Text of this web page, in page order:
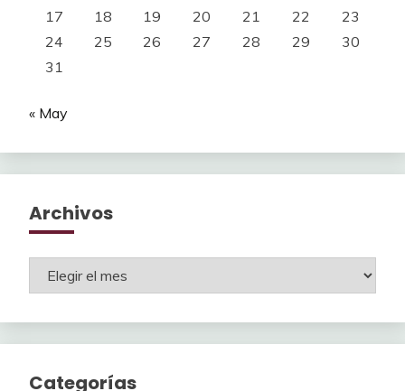
17
18 19 20 21 22
23
24
25 26 27 28 29
30
31
« May
Archivos
Archivos
Categorías